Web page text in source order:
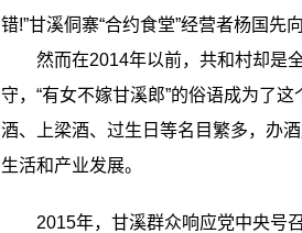
错!”甘溪侗寨“合约食堂”经营者杨国先
然而在2014年以前，共和村却是全
守，“有女不嫁甘溪郎”的俗语成为了
酒、上梁酒、过生日等名目繁多，办
生活和产业发展。
2015年，甘溪群众响应党中央号召